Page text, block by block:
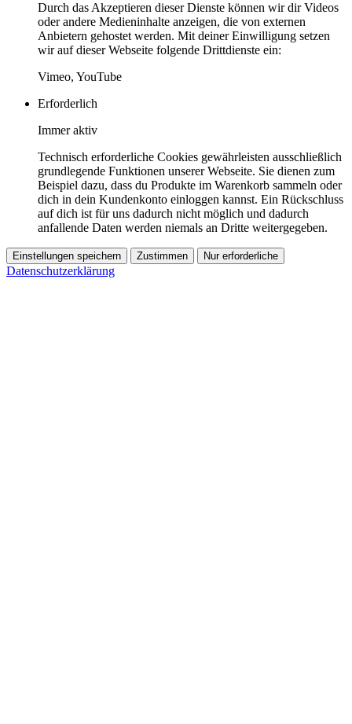
Durch das Akzeptieren dieser Dienste können wir dir Videos
oder andere Medieninhalte anzeigen, die von externen
Anbietern gehostet werden. Mit deiner Einwilligung setzen
wir auf dieser Webseite folgende Drittdienste ein:
Vimeo, YouTube
Erforderlich
Immer aktiv
Technisch erforderliche Cookies gewährleisten ausschließlich
grundlegende Funktionen unserer Webseite. Sie dienen zum
Beispiel dazu, dass du Produkte im Warenkorb sammeln oder
dich in dein Kundenkonto einloggen kannst. Ein Rückschluss
auf dich ist für uns dadurch nicht möglich und dadurch
anfallende Daten werden niemals an Dritte weitergegeben.
Einstellungen speichern Zustimmen Nur erforderliche
Datenschutzerklärung